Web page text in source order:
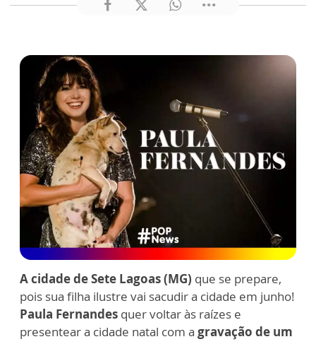
A cidade de Sete Lagoas (MG) que se prepare,
pois sua filha ilustre vai sacudir a cidade em junho!
Paula Fernandes quer voltar às raízes e
presentear a cidade natal com a gravação de um